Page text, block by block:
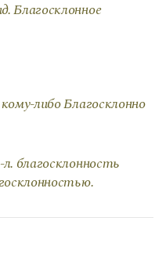
тонкостей
к сложному
Благосклонное
либо Благосклонно
благосклонность